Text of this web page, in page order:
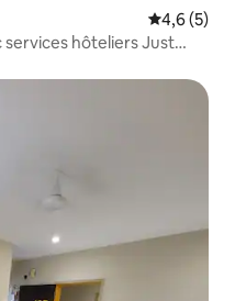
Évaluation
4,6 (5)
hôteliers Just